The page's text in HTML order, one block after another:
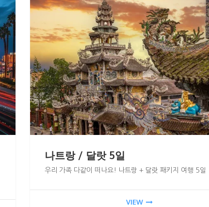
나트랑 / 달랏 5일
우리 가족 다같이 떠나요! 나트랑 + 달랏 패키지 여행 5일
VIEW